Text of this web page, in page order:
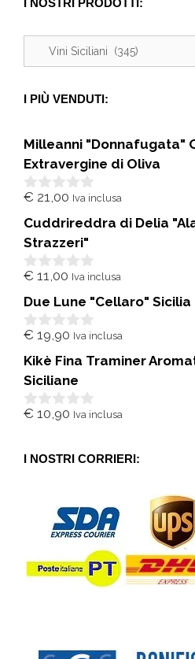
I PIÙ VENDUTI:
Milleanni "Donnafugata"
Extravergine di Oliva
0
u
5
€ 21,00 Iva inclusa
Cuddrireddra di Delia
Strazzeri"
0
u
5
€ 11,00 Iva inclusa
Due Lune "Cellaro" Sicilia
0
u
5
€ 19,90 Iva inclusa
Kikè Fina Traminer
Siciliane
0
5
€ 10,90 Iva inclusa
I NOSTRI CORRIERI: